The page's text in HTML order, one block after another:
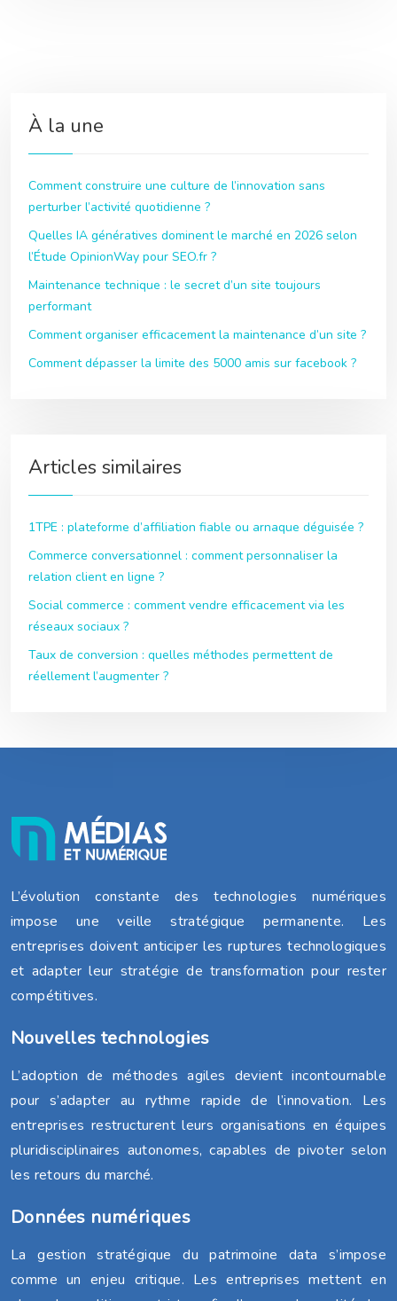
À la une
Comment construire une culture de l’innovation sans
perturber l’activité quotidienne ?
Quelles IA génératives dominent le marché en 2026 selon
l’Étude OpinionWay pour SEO.fr ?
Maintenance technique : le secret d’un site toujours
performant
Comment organiser efficacement la maintenance d’un site ?
Comment dépasser la limite des 5000 amis sur facebook ?
Articles similaires
1TPE : plateforme d’affiliation fiable ou arnaque déguisée ?
Commerce conversationnel : comment personnaliser la
relation client en ligne ?
Social commerce : comment vendre efficacement via les
réseaux sociaux ?
Taux de conversion : quelles méthodes permettent de
réellement l’augmenter ?
L’évolution constante des technologies numériques
impose une veille stratégique permanente. Les
entreprises doivent anticiper les ruptures technologiques
et adapter leur stratégie de transformation pour rester
compétitives.
Nouvelles technologies
L’adoption de méthodes agiles devient incontournable
pour s’adapter au rythme rapide de l’innovation. Les
entreprises restructurent leurs organisations en équipes
pluridisciplinaires autonomes, capables de pivoter selon
les retours du marché.
Données numériques
La gestion stratégique du patrimoine data s’impose
comme un enjeu critique. Les entreprises mettent en